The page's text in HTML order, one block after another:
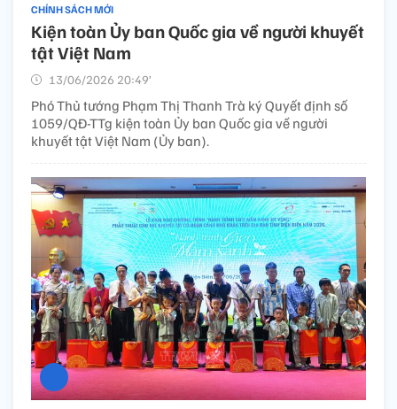
CHÍNH SÁCH MỚI
Kiện toàn Ủy ban Quốc gia về người khuyết
tật Việt Nam
13/06/2026 20:49’
Phó Thủ tướng Phạm Thị Thanh Trà ký Quyết định số
1059/QĐ-TTg kiện toàn Ủy ban Quốc gia về người
khuyết tật Việt Nam (Ủy ban).